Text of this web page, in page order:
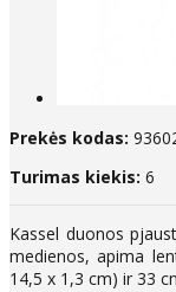
Prekės kodas:
Turimas kiekis: 6
Kassel duonos
medienos, apima
14,5 x 1,3 cm) ir 33